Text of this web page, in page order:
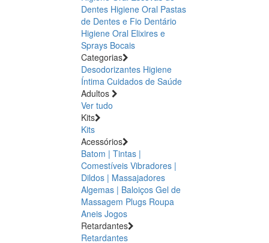
Dentes Higiene Oral Pastas
de Dentes e Fio Dentário
Higiene Oral Elixires e
Sprays Bocais
Categorias
Desodorizantes Higiene
Íntima Cuidados de Saúde
Adultos
Ver tudo
Kits
Kits
Acessórios
Batom | Tintas |
Comestíveis Vibradores |
Dildos | Massajadores
Algemas | Baloiços Gel de
Massagem Plugs Roupa
Aneis Jogos
Retardantes
Retardantes